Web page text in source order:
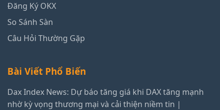
Đăng Ký OKX
So Sánh Sàn
Câu Hỏi Thường Gặp
Bài Viết Phổ Biến
Dax Index News: Dự báo tăng giá khi DAX tăng mạnh
nhờ kỳ vọng thương mại và cải thiện niềm tin |